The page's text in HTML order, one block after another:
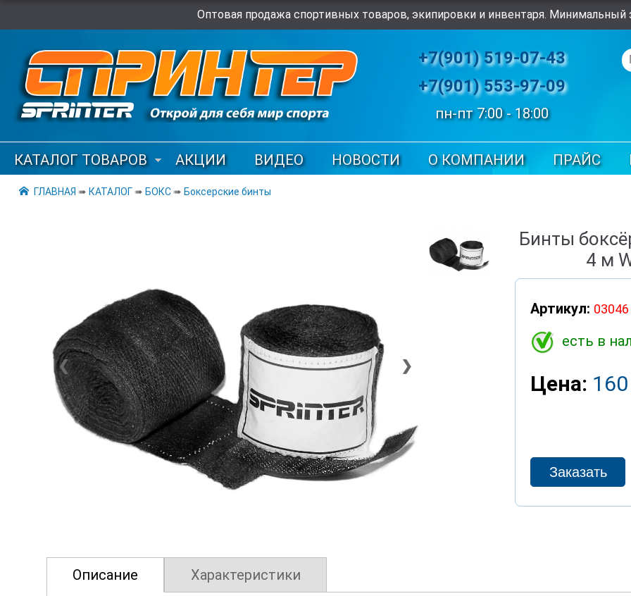
Оптовая продажа спортивных товаров, экипировки и инвентаря. Минимальный
+7(901) 519-07-43
+7(901) 553-97-09
пн-пт 7:00 - 18:00
КАТАЛОГ ТОВАРОВ АКЦИИ ВИДЕО НОВОСТИ О КОМПАНИИ ПРАЙС
ГЛАВНАЯ ➠ КАТАЛОГ➠ БОКС➠ Боксерские бинты
❮ ❯
Бинты
4 м
Артикул: 03046
есть в
Цена:
Описание Характеристики